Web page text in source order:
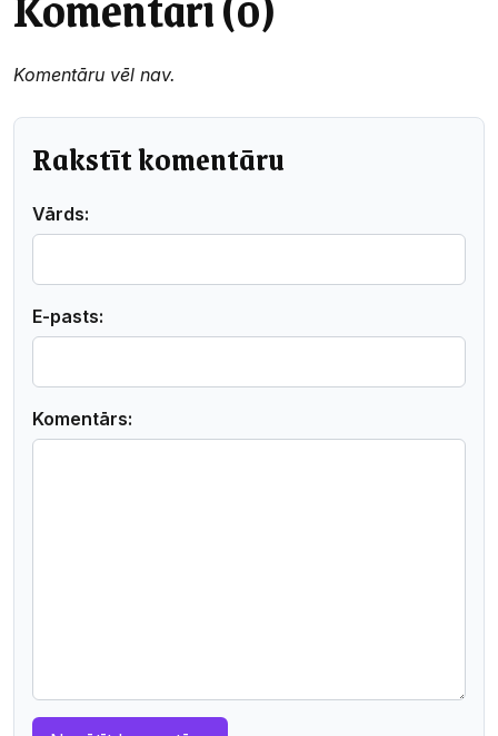
Komentāru vēl nav.
Rakstīt komentāru
Vārds:
E-pasts:
Komentārs: